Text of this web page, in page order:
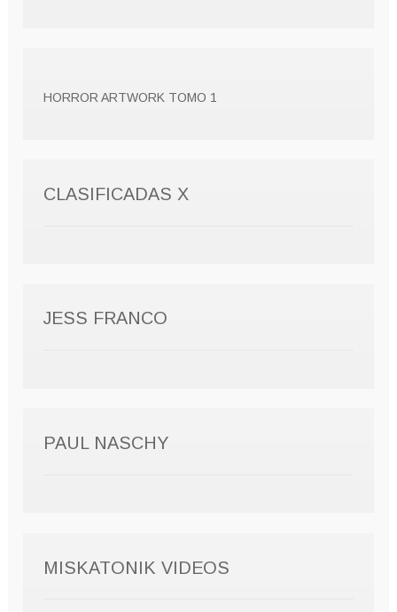
HORROR ARTWORK TOMO 1
CLASIFICADAS X
JESS FRANCO
PAUL NASCHY
MISKATONIK VIDEOS